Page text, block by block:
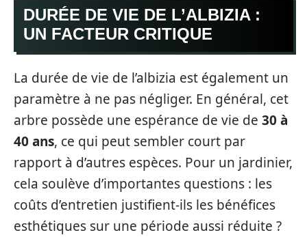
DURÉE DE VIE DE L’ALBIZIA :
UN FACTEUR CRITIQUE
La durée de vie de l’albizia est également un
paramètre à ne pas négliger. En général, cet
arbre possède une espérance de vie de 30 à
40 ans, ce qui peut sembler court par
rapport à d’autres espèces. Pour un jardinier,
cela soulève d’importantes questions : les
coûts d’entretien justifient-ils les bénéfices
esthétiques sur une période aussi réduite ?